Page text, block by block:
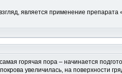
является применение
горячая пора – начинается
увеличилась, на